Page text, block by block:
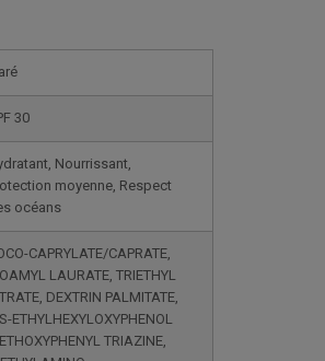
30
Nourrissant,
moyenne, Respect
océans
CAPRYLATE/CAPRATE,
LAURATE, TRIETHYL
DEXTRIN PALMITATE,
ETHYLHEXYLOXYPHENOL
TRIAZINE,